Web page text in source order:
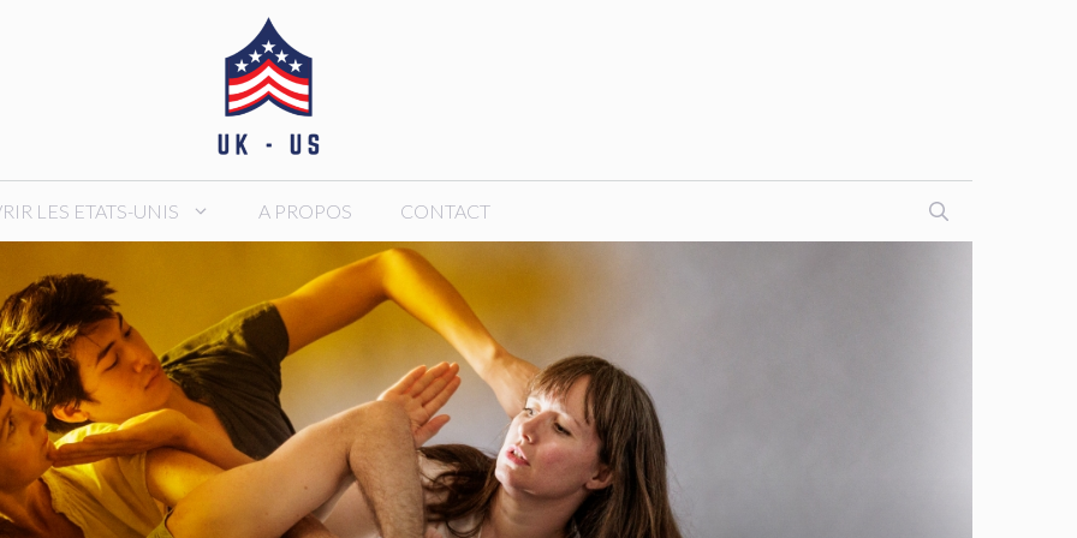
LES ETATS-UNIS A PROPOS CONTACT